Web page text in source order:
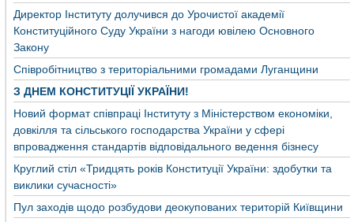
Директор Інституту долучився до Урочистої академії
Конституційного Суду України з нагоди ювілею Основного
Закону
Співробітництво з територіальними громадами Луганщини
З ДНЕМ КОНСТИТУЦІЇ УКРАЇНИ!
Новий формат співпраці Інституту з Міністерством економіки,
довкілля та сільського господарства України у сфері
впровадження стандартів відповідального ведення бізнесу
Круглий стіл «Тридцять років Конституції України: здобутки та
виклики сучасності»
Пул заходів щодо розбудови деокупованих територій Київщини